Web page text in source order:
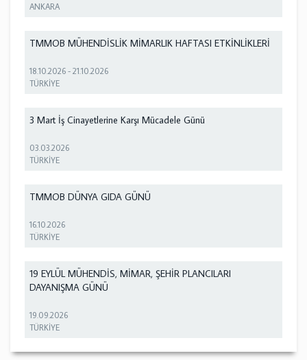
ANKARA
TMMOB MÜHENDİSLİK MİMARLIK HAFTASI ETKİNLİKLERİ
18.10.2026 -21.10.2026
TÜRKİYE
3 Mart İş Cinayetlerine Karşı Mücadele Günü
03.03.2026
TÜRKİYE
TMMOB DÜNYA GIDA GÜNÜ
16.10.2026
TÜRKİYE
19 EYLÜL MÜHENDİS, MİMAR, ŞEHİR PLANCILARI
DAYANIŞMA GÜNÜ
19.09.2026
TÜRKİYE